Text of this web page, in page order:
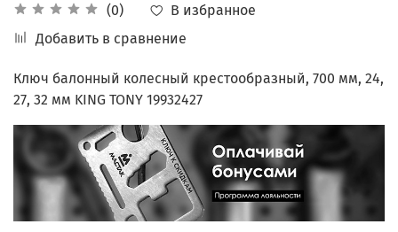
(0)
В избранное
Добавить в сравнение
Ключ балонный колесный крестообразный, 700 мм, 24,
27, 32 мм KING TONY 19932427